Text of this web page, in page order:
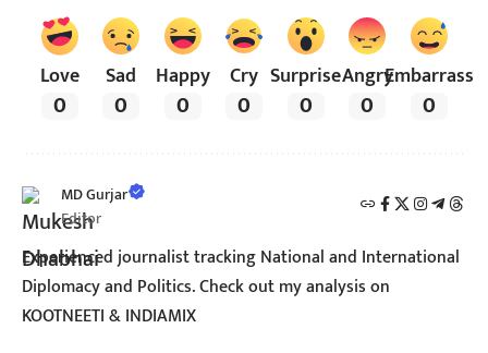
Love
0
Sad
0
Happy
0
Cry
0
Surprise
0
Angry
0
Embarrass
0
MD Gurjar
Editor
Experienced journalist tracking National and International
Diplomacy and Politics. Check out my analysis on
KOOTNEETI & INDIAMIX